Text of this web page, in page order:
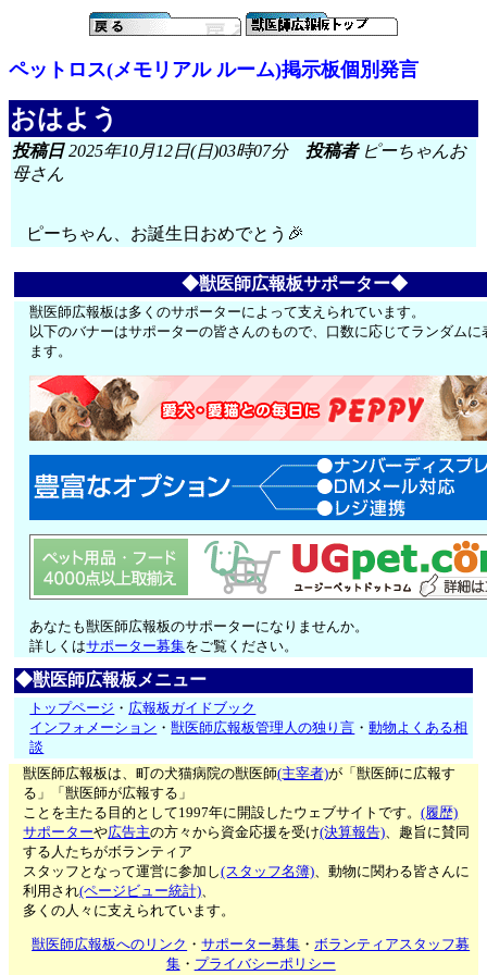
ペットロス(メモリアル ルーム)掲示板個別発言
おはよう
投稿日2025年10月12日(日)03時07分 投稿者ピーちゃんお
母さん
ピーちゃん、お誕生日おめでとう🎉
◆獣医師広報板サポーター◆
獣医師広報板は多くのサポーターによって支えられています。
以下のバナーはサポーターの皆さんのもので、口数に応じてランダムに
ます。
あなたも獣医師広報板のサポーターになりませんか。
詳しくはサポーター募集をご覧ください。
◆獣医師広報板メニュー
トップページ ・ 広報板ガイドブック
インフォメーション ・獣医師広報板管理人の独り言 ・動物よくある相
談
獣医師広報板は、町の犬猫病院の獣医師(主宰者)が「獣医師に広報す
る」「獣医師が広報する」
ことを主たる目的として1997年に開設したウェブサイトです。(履歴)
サポーターや広告主の方々から資金応援を受け(決算報告)、趣旨に賛同
する人たちがボランティア
スタッフとなって運営に参加し(スタッフ名簿)、動物に関わる皆さんに
利用され(ページビュー統計)、
多くの人々に支えられています。
獣医師広報板へのリンク ・サポーター募集 ・ボランティアスタッフ募
集・ プライバシーポリシー